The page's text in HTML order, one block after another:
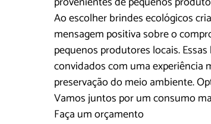
Ao escolher brindes ecológicos
mensagem positiva sobre o
pequenos produtores locais.
convidados com uma experiência
preservação do meio ambiente.
Vamos juntos por um consumo
Faça um orçamento